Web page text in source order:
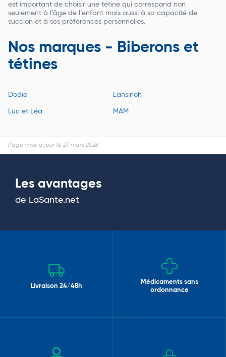
est important de choisir une tétine qui correspond non
seulement à l’âge de l’enfant mais aussi à sa capacité de
succion et à ses préférences personnelles.
Nos marques - Biberons et
tétines
Dodie Lansinoh
Luc et Léa MAM
Page mise à jour le 27 mars 2026
Les avantages
de LaSante.net
Livraison 24/48h
Médicaments sans
ordonnance